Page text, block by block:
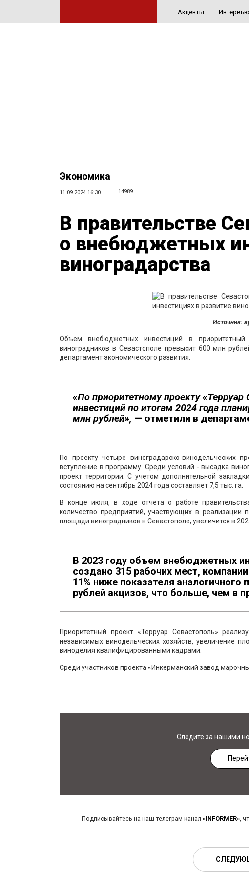
Акценты Интервью
Экономика
11.09.2024 16:30 14989
В правительстве
о внебюджетных
виноградарства
Источник:
Объем внебюджетных инвестиций в
виноградников в Севастополе превысит 600 млн
департамент экономического развития.
«По приоритетному проекту
инвестиций по итогам 2024 года
млн рублей», — отметили в
По проекту четыре виноградарско-винодельческих
вступление в программу. Среди условий - высадка
проект территории. С учетом дополнительной
состоянию на сентябрь 2024 года составляет 7,5 тыс. га.
В конце июля, в ходе отчета о работе
количество предприятий, участвующих в реализации
площади виноградников в Севастополе, увеличится в
В 2023 году объем внебюджетных
создано 315 рабочих мест,
11% ниже показателя
рублей акцизов, что больше, чем в
Приоритетный проект «Терруар Севастополь»
независимых винодельческих хозяйств, увеличение
виноделия квалифицированными кадрами.
Среди участников проекта «Инкерманский завод
Следите за нашими
Подписывайтесь на наш телеграм-канал «INFORMER»,